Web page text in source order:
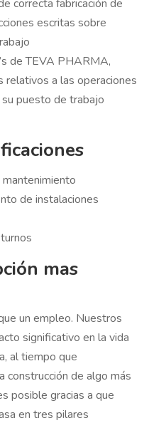
correcta fabricación de
escritas sobre
de TEVA PHARMA,
relativos a las operaciones
puesto de trabajo
mantenimiento
de instalaciones
mas
un empleo. Nuestros
significativo en la vida
al tiempo que
construcción de algo más
posible gracias a que
en tres pilares